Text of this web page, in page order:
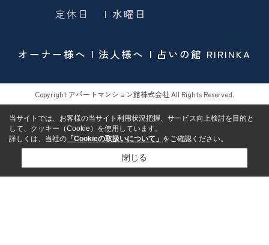
定休日
| 水曜日
オーナー様へ 法人様へ 占いの館 RIRINKA
Copyright アパートマンション館株式会社 All Rights Reserved.
当サイトでは、お客様の当サイト利用状況把握、サービス向上検討を目的と
して、クッキー（Cookie）を使用しています。
詳しくは、当社の 「Cookieの取扱いについて」 をご確認ください。
閉じる